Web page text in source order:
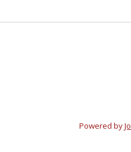
Powered by